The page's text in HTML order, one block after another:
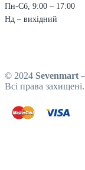
Пн-Сб, 9:00 – 17:00
Нд – вихідний
© 2024 Sevenmart
Всі права захищені.